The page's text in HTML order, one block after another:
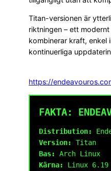
Titan-versionen är
riktningen – ett
kombinerar kraft, enkel
kontinuerliga
https://
FAKTA:
Distribution:
Version:
Titan
Bas:
Arch Linux
Kärna:
Linux 6.19